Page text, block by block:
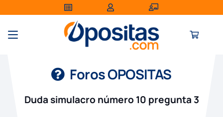
Foros OPOSITAS
Duda simulacro número 10 pregunta 3